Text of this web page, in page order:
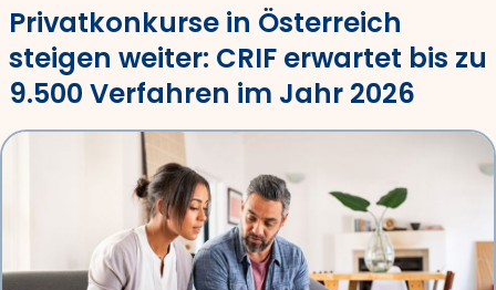
Privatkonkurse in Österreich
steigen weiter: CRIF erwartet bis zu
9.500 Verfahren im Jahr 2026